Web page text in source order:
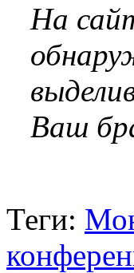
На
Ваш
Теги: